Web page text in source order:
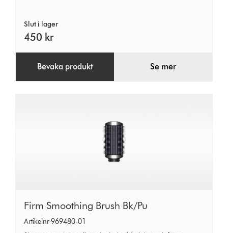
Slut i lager
450 kr
Bevaka produkt Se mer
Firm
Smoothing
Firm Smoothing Brush Bk/Pu
Artikelnr 969480-01